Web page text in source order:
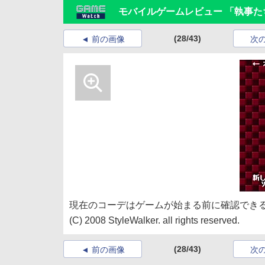
モバイルゲームレビュー 「執事た
前の画像 (28/43) 次
現在のコーデはゲームが始まる前に確認でき
(C) 2008 StyleWalker. all rights reserved.
前の画像 (28/43) 次